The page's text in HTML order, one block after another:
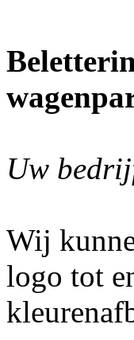
Uw
Wij
logo tot